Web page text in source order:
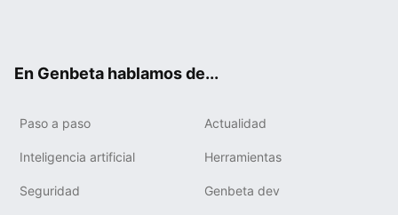
En Genbeta hablamos de...
Paso a paso Actualidad
Inteligencia artificial Herramientas
Seguridad Genbeta dev